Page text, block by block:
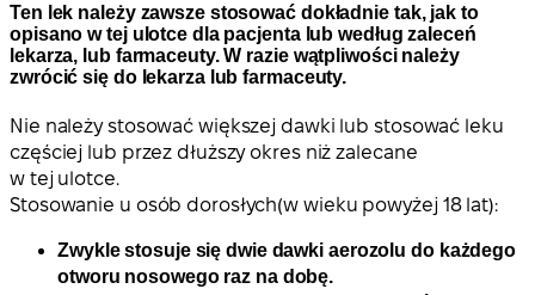
Ten lek należy zawsze stosować dokładnie tak, jak to
opisano w tej ulotce dla pacjenta lub według zaleceń
lekarza, lub farmaceuty. W razie wątpliwości należy
zwrócić się do lekarza lub farmaceuty.
Nie należy stosować większej dawki lub stosować leku
częściej lub przez dłuższy okres niż zalecane
w tej ulotce.
Stosowanie u osób dorosłych(w wieku powyżej 18 lat):
Zwykle stosuje się dwie dawki aerozolu do każdego
otworu nosowego raz na dobę.